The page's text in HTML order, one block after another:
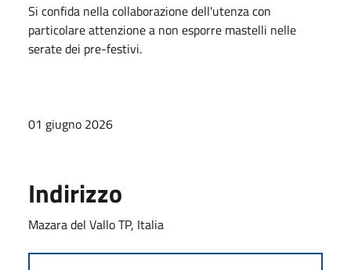
Si confida nella collaborazione dell'utenza con
particolare attenzione a non esporre mastelli nelle
serate dei pre-festivi.
01 giugno 2026
Indirizzo
Mazara del Vallo TP, Italia